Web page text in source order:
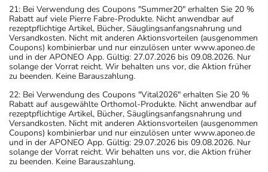
beraten.
- Dieses Arzneimittel enthält Stoffe, die unter
Umständen als Dopingstoffe eingeordnet werden
können. Fragen Sie dazu Ihren Arzt oder Apotheker.
- Vorsicht bei Kortikoid-Allergie (z.B. Kortison)!
- Vorsicht bei Allergie gegen Kuhmilch bzw.
Rinderproteine!
- Vorsicht bei Allergie gegen Milchprotein.
- Es kann Arzneimittel geben, mit denen
Wechselwirkungen auftreten. Sie sollten deswegen
generell vor der Behandlung mit einem neuen
Arzneimittel jedes andere, das Sie bereits anwenden,
21: Bei Verwendung des Coupons "Summer20" erhalten Sie 20 %
Rabatt auf viele Pierre Fabre-Produkte. Nicht anwendbar auf
rezeptpflichtige Artikel, Bücher, Säuglingsanfangsnahrung und
Versandkosten. Nicht mit anderen Aktionsvorteilen (ausgenommen
Coupons) kombinierbar und nur einzulösen unter www.aponeo.de
und in der APONEO App. Gültig: 27.07.2026 bis 09.08.2026. Nur
solange der Vorrat reicht. Wir behalten uns vor, die Aktion früher
zu beenden. Keine Barauszahlung.
22: Bei Verwendung des Coupons "Vital2026" erhalten Sie 20 %
Rabatt auf ausgewählte Orthomol-Produkte. Nicht anwendbar auf
rezeptpflichtige Artikel, Bücher, Säuglingsanfangsnahrung und
Versandkosten. Nicht mit anderen Aktionsvorteilen (ausgenommen
Coupons) kombinierbar und nur einzulösen unter www.aponeo.de
und in der APONEO App. Gültig: 29.07.2026 bis 09.08.2026. Nur
solange der Vorrat reicht. Wir behalten uns vor, die Aktion früher
zu beenden. Keine Barauszahlung.